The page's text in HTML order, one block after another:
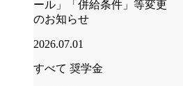
ール」「併給条件」等変更
のお知らせ
2026.07.01
すべて 奨学金